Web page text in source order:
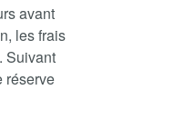
avant
les frais
Suivant
réserve